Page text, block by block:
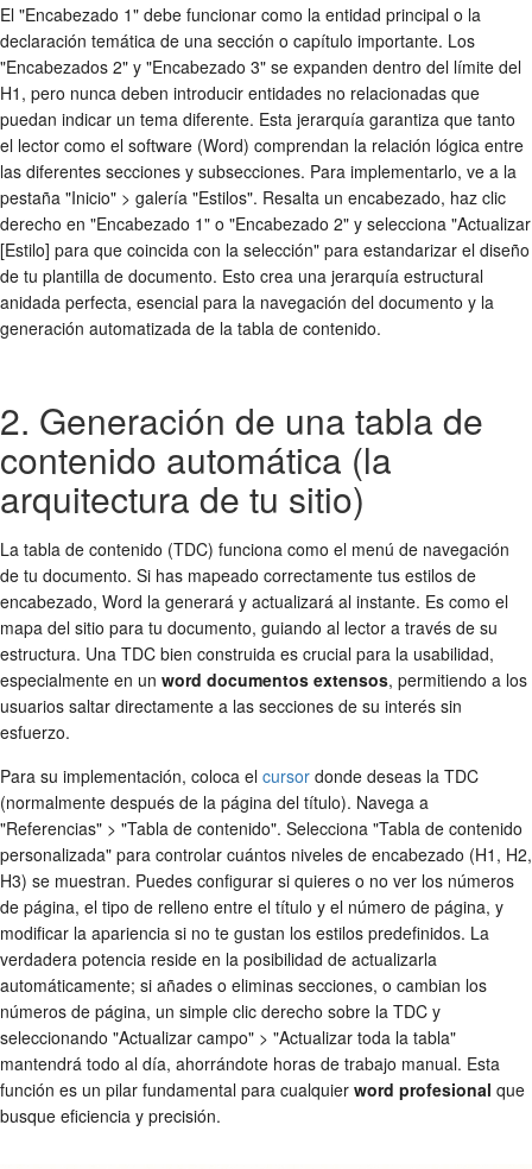
El "Encabezado 1" debe funcionar como la entidad principal o la
declaración temática de una sección o capítulo importante. Los
"Encabezados 2" y "Encabezado 3" se expanden dentro del límite del
H1, pero nunca deben introducir entidades no relacionadas que
puedan indicar un tema diferente. Esta jerarquía garantiza que tanto
el lector como el software (Word) comprendan la relación lógica entre
las diferentes secciones y subsecciones. Para implementarlo, ve a la
pestaña "Inicio" > galería "Estilos". Resalta un encabezado, haz clic
derecho en "Encabezado 1" o "Encabezado 2" y selecciona "Actualizar
[Estilo] para que coincida con la selección" para estandarizar el diseño
de tu plantilla de documento. Esto crea una jerarquía estructural
anidada perfecta, esencial para la navegación del documento y la
generación automatizada de la tabla de contenido.
2. Generación de una tabla de
contenido automática (la
arquitectura de tu sitio)
La tabla de contenido (TDC) funciona como el menú de navegación
de tu documento. Si has mapeado correctamente tus estilos de
encabezado, Word la generará y actualizará al instante. Es como el
mapa del sitio para tu documento, guiando al lector a través de su
estructura. Una TDC bien construida es crucial para la usabilidad,
especialmente en un word documentos extensos, permitiendo a los
usuarios saltar directamente a las secciones de su interés sin
esfuerzo.
Para su implementación, coloca el cursor donde deseas la TDC
(normalmente después de la página del título). Navega a
"Referencias" > "Tabla de contenido". Selecciona "Tabla de contenido
personalizada" para controlar cuántos niveles de encabezado (H1, H2,
H3) se muestran. Puedes configurar si quieres o no ver los números
de página, el tipo de relleno entre el título y el número de página, y
modificar la apariencia si no te gustan los estilos predefinidos. La
verdadera potencia reside en la posibilidad de actualizarla
automáticamente; si añades o eliminas secciones, o cambian los
números de página, un simple clic derecho sobre la TDC y
seleccionando "Actualizar campo" > "Actualizar toda la tabla"
mantendrá todo al día, ahorrándote horas de trabajo manual. Esta
función es un pilar fundamental para cualquier word profesional que
busque eficiencia y precisión.